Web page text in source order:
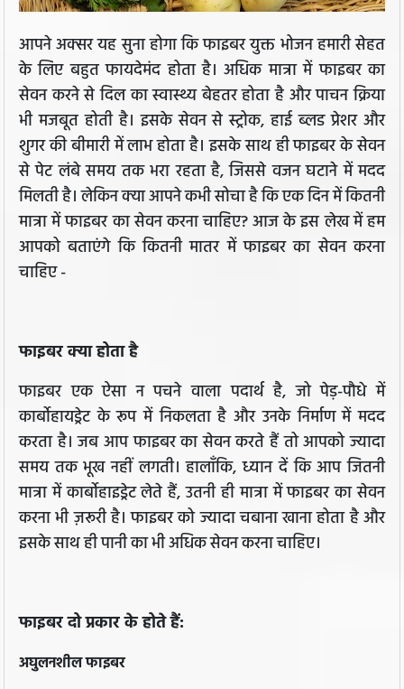
आपने अक्सर यह सुना होगा कि फाइबर युक्त भोजन हमारी सेहत
के लिए बहुत फायदेमंद होता है। अधिक मात्रा में फाइबर का
सेवन करने से दिल का स्वास्थ्य बेहतर होता है और पाचन क्रिया
भी मजबूत होती है। इसके सेवन से स्ट्रोक, हाई ब्लड प्रेशर और
शुगर की बीमारी में लाभ होता है। इसके साथ ही फाइबर के सेवन
से पेट लंबे समय तक भरा रहता है, जिससे वजन घटाने में मदद
मिलती है। लेकिन क्या आपने कभी सोचा है कि एक दिन में कितनी
मात्रा में फाइबर का सेवन करना चाहिए? आज के इस लेख में हम
आपको बताएंगे कि कितनी मातर में फाइबर का सेवन करना
चाहिए -
फाइबर क्या होता है
फाइबर एक ऐसा न पचने वाला पदार्थ है, जो पेड़-पौधे में
कार्बोहायड्रेट के रूप में निकलता है और उनके निर्माण में मदद
करता है। जब आप फाइबर का सेवन करते हैं तो आपको ज्यादा
समय तक भूख नहीं लगती। हालाँकि, ध्यान दें कि आप जितनी
मात्रा में कार्बोहाइड्रेट लेते हैं,‍ उतनी ही मात्रा में फाइबर का सेवन
करना भी ज़रूरी है। फाइबर को ज्यादा चबाना खाना होता है और
इसके साथ ही पानी का भी अधिक सेवन करना चाहिए।
फाइबर दो प्रकार के होते हैं:
अघुलनशील फाइबर